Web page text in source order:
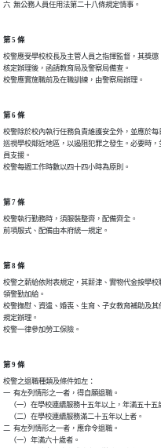
六  無公務人員任用法第二十八條規定情事。
第 5 條
校警應受學校校長及主管人員之指揮監督，其獎
核定辦理後，函請教育局及警察局備查。
校警應實施職前及在職訓練，由警察局辦理。
第 6 條
校警除於校內執行任務負責維護安全外，並應於每
巡視學校鄰近地區，以遏阻犯罪之發生。必要時
員支援。
校警每週工作時數以四十四小時為原則。
第 7 條
校警執行勤務時，須服裝整齊，配備齊全。
前項服式、配備由本府統一規定。
第 8 條
校警之薪給依附表規定，其薪津、實物代金按學
領警勤加給。
校警撫慰、資遣、婚喪、生育、子女教育補助及其
規定辦理。
校警一律參加勞工保險。
第 9 條
校警之退職種類及條件如左：
一  有左列情形之一者，得自願退職。
（一）在學校連續服務十五年以上，年滿五十五
    （二）在學校連續服務滿二十五年以上者。
二  有左列情形之一者，應命令退職。
    （一）年滿六十歲者。